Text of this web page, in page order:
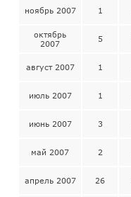
ноябрь 2007 1
октябрь
2007
5
август 2007 1
июль 2007 1
июнь 2007 3
май 2007 2
апрель 2007 26